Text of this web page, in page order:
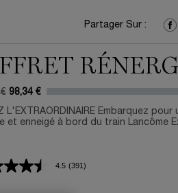
Partager Sur :
prix
98,34 €
L'EXTRAORDINAIRE Embarquez pour
et enneigé à bord du train Lancôme
4.5
Lire
(391)